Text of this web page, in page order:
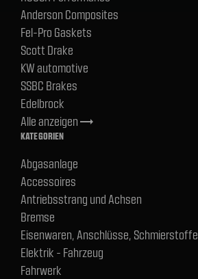
Anderson Composites
Fel-Pro Gaskets
Scott Drake
KW automotive
SSBC Brakes
Edelbrock
Alle anzeigentrending_flat
KATEGORIEN
Abgasanlage
Accessoires
Antriebsstrang und Achsen
Bremse
Eisenwaren, Anschlüsse, Schmierstoffe
Elektrik - Fahrzeug
Fahrwerk